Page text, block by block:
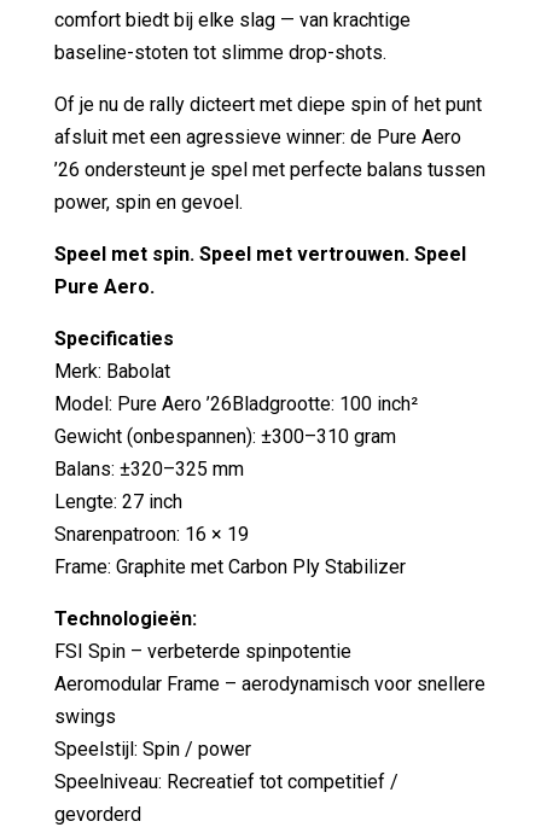
comfort biedt bij elke slag — van krachtige
baseline-stoten tot slimme drop-shots.
Of je nu de rally dicteert met diepe spin of het punt
afsluit met een agressieve winner: de Pure Aero
’26 ondersteunt je spel met perfecte balans tussen
power, spin en gevoel.
Speel met spin. Speel met vertrouwen. Speel
Pure Aero.
Specificaties
Merk: Babolat
Model: Pure Aero ’26Bladgrootte: 100 inch²
Gewicht (onbespannen): ±300–310 gram
Balans: ±320–325 mm
Lengte: 27 inch
Snarenpatroon: 16 × 19
Frame: Graphite met Carbon Ply Stabilizer
Technologieën:
FSI Spin – verbeterde spinpotentie
Aeromodular Frame – aerodynamisch voor snellere
swings
Speelstijl: Spin / power
Speelniveau: Recreatief tot competitief /
gevorderd